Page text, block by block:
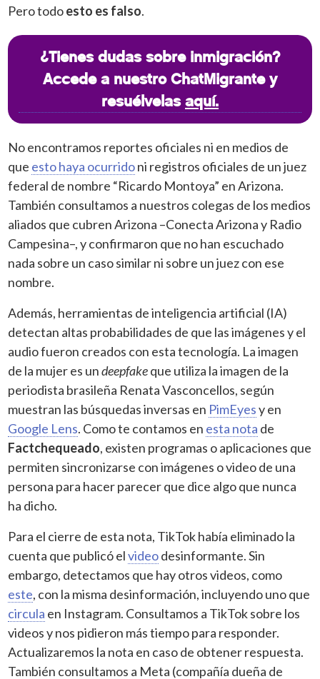
Pero todoesto es falso.
¿Tienes dudas sobre inmigración?
Accede a nuestro ChatMigrante y
resuélvelasaquí.
No encontramos reportes oficiales ni en medios de
que esto haya ocurridoni registros oficiales de un juez
federal de nombre “Ricardo Montoya” en Arizona.
También consultamos a nuestros colegas de los medios
aliados que cubren Arizona –Conecta Arizona y Radio
Campesina–, y confirmaron que no han escuchado
nada sobre un caso similar ni sobre un juez con ese
nombre.
Además, herramientas de inteligencia artificial (IA)
detectan altas probabilidades de que las imágenes y el
audio fueron creados con esta tecnología. La imagen
de la mujer es undeepfakeque utiliza la imagen de la
periodista brasileña Renata Vasconcellos, según
muestran las búsquedas inversas en PimEyesy en
Google Lens. Como te contamos en esta nota de
Factchequeado, existen programas o aplicaciones que
permiten sincronizarse con imágenes o video de una
persona para hacer parecer que dice algo que nunca
ha dicho.
Para el cierre de esta nota, TikTok había eliminado la
cuenta que publicó elvideodesinformante. Sin
embargo, detectamos que hay otros videos, como
este, con la misma desinformación, incluyendo uno que
circula en Instagram. Consultamos a TikTok sobre los
videos y nos pidieron más tiempo para responder.
Actualizaremos la nota en caso de obtener respuesta.
También consultamos a Meta (compañía dueña de